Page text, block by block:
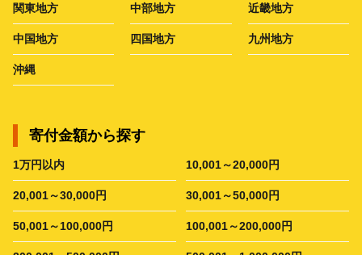
関東地方 中部地方 近畿地方
中国地方 四国地方 九州地方
沖縄
寄付金額から探す
1万円以内 10,001～20,000円
20,001～30,000円 30,001～50,000円
50,001～100,000円 100,001～200,000円